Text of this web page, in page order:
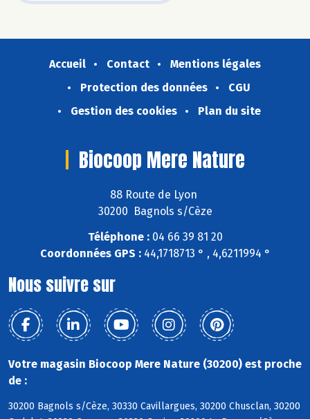
Accueil Contact
Mentions légales
Protection des données
CGU
Gestion des cookies
Plan du site
Biocoop Mere Nature
88 Route de Lyon
30200 Bagnols s/Cèze
Téléphone :04 66 39 81 20
Coordonnées GPS :44,1718713 ° , 4,6211994 °
Nous suivre sur
Votre magasin Biocoop Mere Nature (30200) est proche
de :
30200 Bagnols s/Cèze, 30330 Cavillargues, 30200 Chusclan, 30200